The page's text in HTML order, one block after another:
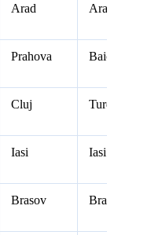
Arad Arad
Prahova Baicoi
Cluj Turda
Iasi Iasi
Brasov Brasov